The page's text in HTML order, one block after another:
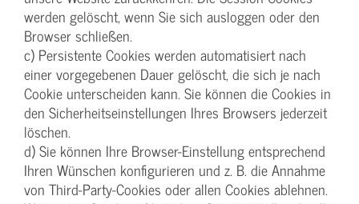
werden gelöscht, wenn Sie sich ausloggen oder den
Browser schließen.
c) Persistente Cookies werden automatisiert nach
einer vorgegebenen Dauer gelöscht, die sich je nach
Cookie unterscheiden kann. Sie können die Cookies in
den Sicherheitseinstellungen Ihres Browsers jederzeit
löschen.
d) Sie können Ihre Browser-Einstellung entsprechend
Ihren Wünschen konfigurieren und z. B. die Annahme
von Third-Party-Cookies oder allen Cookies ablehnen.